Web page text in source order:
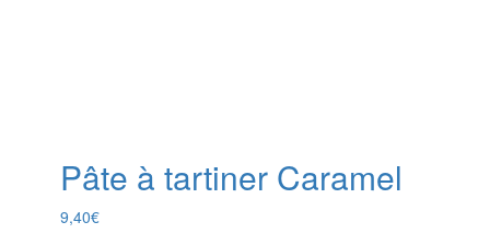
Pâte à tartiner Caramel
9,40€